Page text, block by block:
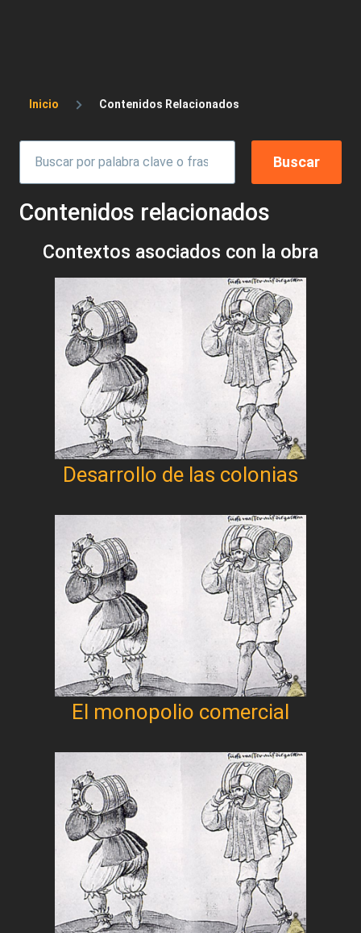
Sobrescribir enlaces de ayuda a la
Inicio Contenidos Relacionados
Contenidos relacionados
Contextos asociados con la obra
Desarrollo de las colonias
El monopolio comercial